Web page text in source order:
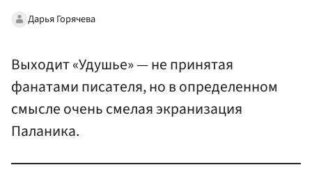
Дарья Горячева
Выходит «Удушье» — не принятая
фанатами писателя, но в определенном
смысле очень смелая экранизация
Паланика.